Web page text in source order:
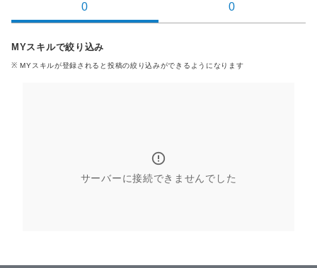
0 0
MYスキルで絞り込み
※ MYスキルが登録される と投稿の絞り込みができるようになります
サーバーに接続できませんでした